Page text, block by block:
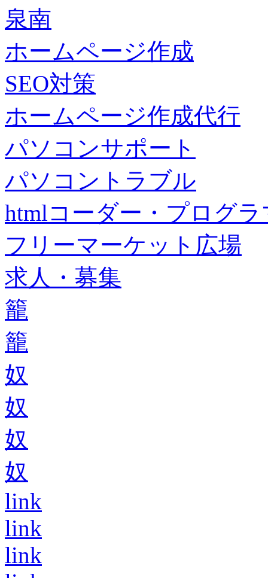
泉南
ホームページ作成
SEO対策
ホームページ作成代行
パソコンサポート
パソコントラブル
htmlコーダー・プログラ
フリーマーケット広場
求人・募集
籠
籠
奴
奴
奴
奴
link
link
link